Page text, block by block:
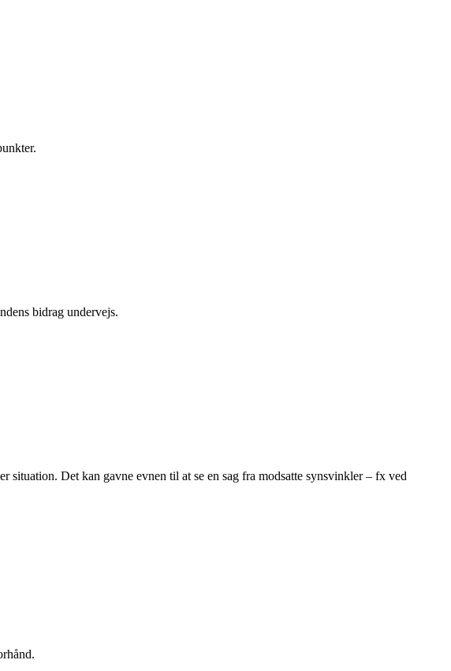
bidrag undervejs.
situation. Det kan gavne evnen til at se en sag fra modsatte synsvinkler – fx ved